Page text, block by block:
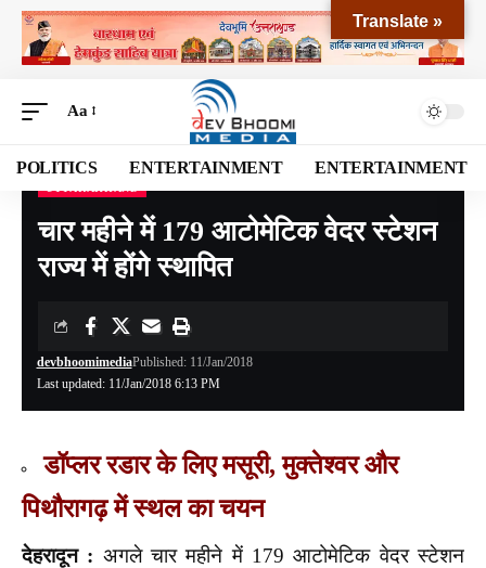
Aa
POLITICS ENTERTAINMENT ENTERTAINMENT
Devbhoomi Media >Blog>NATIONAL>UTTARAKHAND>चार महीने में 179 आटोमेटिक वेदर स्टेशन राज्य में होंगे स्थापित
चार महीने में 179 आटोमेटिक वेदर स्टेशन
राज्य में होंगे स्थापित
Last updated: 11/Jan/2018 6:13 PM
devbhoomimediaPublished: 11/Jan/2018
डॉप्लर रडार के लिए मसूरी, मुक्तेश्वर और
पिथौरागढ़ में स्थल का चयन
देहरादून : अगले चार महीने में 179 आटोमेटिक वेदर स्टेशन
Translate »